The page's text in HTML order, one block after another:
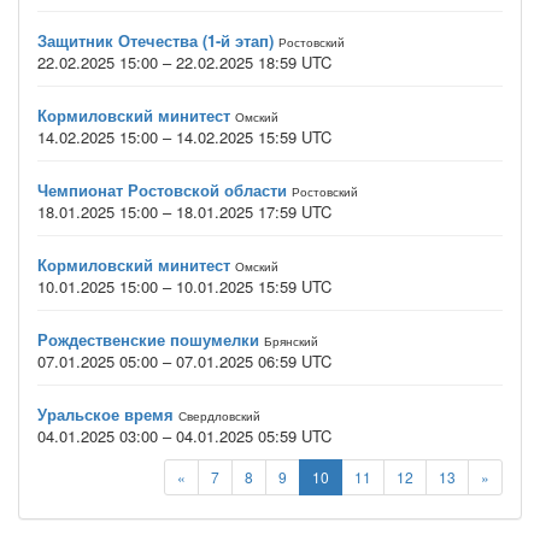
Защитник Отечества (1-й этап) Ростовский
22.02.2025 15:00 – 22.02.2025 18:59 UTC
Кормиловский минитест Омский
14.02.2025 15:00 – 14.02.2025 15:59 UTC
Чемпионат Ростовской области Ростовский
18.01.2025 15:00 – 18.01.2025 17:59 UTC
Кормиловский минитест Омский
10.01.2025 15:00 – 10.01.2025 15:59 UTC
Рождественские пошумелки Брянский
07.01.2025 05:00 – 07.01.2025 06:59 UTC
Уральское время Свердловский
04.01.2025 03:00 – 04.01.2025 05:59 UTC
« 7 8 9 10 11 12 13 »